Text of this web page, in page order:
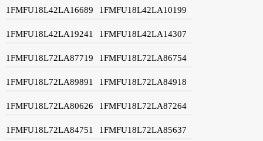
1FMFU18L42LA16689 1FMFU18L42LA10199
1FMFU18L42LA19241 1FMFU18L42LA14307
1FMFU18L72LA87719 1FMFU18L72LA86754
1FMFU18L72LA89891 1FMFU18L72LA84918
1FMFU18L72LA80626 1FMFU18L72LA87264
1FMFU18L72LA84751 1FMFU18L72LA85637